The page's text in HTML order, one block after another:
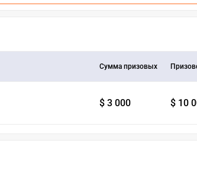
Сумма призовых
$ 3 000 $ 10